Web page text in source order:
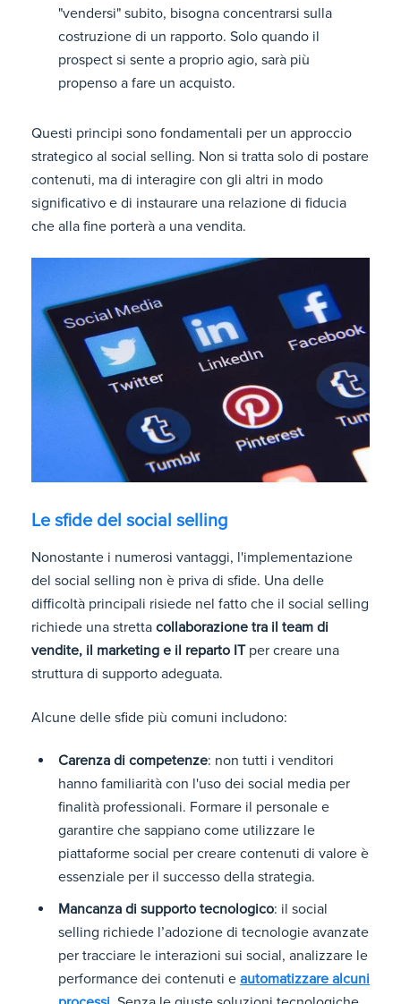
"vendersi" subito, bisogna concentrarsi sulla
costruzione di un rapporto. Solo quando il
prospect si sente a proprio agio, sarà più
propenso a fare un acquisto.
Questi principi sono fondamentali per un approccio
strategico al social selling. Non si tratta solo di postare
contenuti, ma di interagire con gli altri in modo
significativo e di instaurare una relazione di fiducia
che alla fine porterà a una vendita.
Le sfide del social selling
Nonostante i numerosi vantaggi, l'implementazione
del social selling non è priva di sfide. Una delle
difficoltà principali risiede nel fatto che il social selling
richiede una stretta collaborazione tra il team di
vendite, il marketing e il reparto IT per creare una
struttura di supporto adeguata.
Alcune delle sfide più comuni includono:
Carenza di competenze: non tutti i venditori
hanno familiarità con l'uso dei social media per
finalità professionali. Formare il personale e
garantire che sappiano come utilizzare le
piattaforme social per creare contenuti di valore è
essenziale per il successo della strategia.
Mancanza di supporto tecnologico: il social
selling richiede l’adozione di tecnologie avanzate
per tracciare le interazioni sui social, analizzare le
performance dei contenuti e automatizzare alcuni